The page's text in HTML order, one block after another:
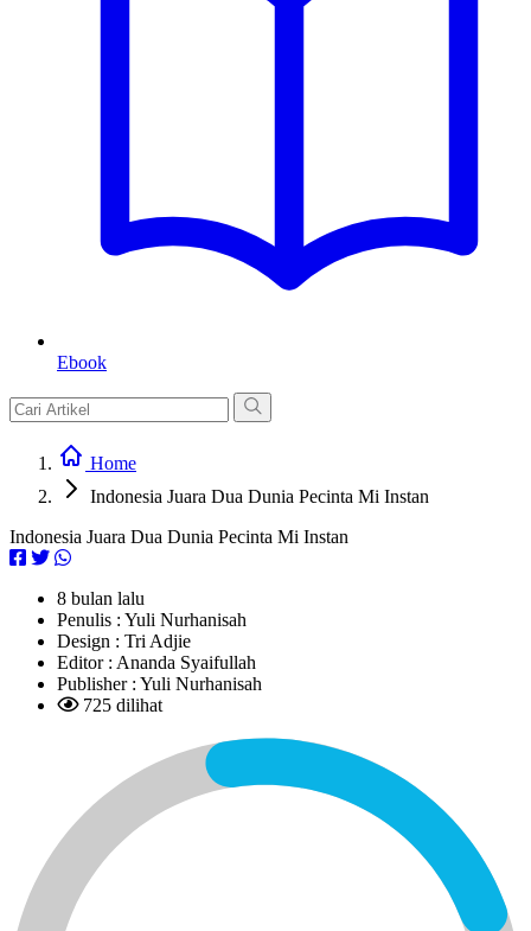
Ebook
Home
Indonesia Juara Dua Dunia Pecinta Mi Instan
Indonesia Juara Dua Dunia Pecinta Mi Instan
8 bulan lalu
Penulis : Yuli Nurhanisah
Design : Tri Adjie
Editor : Ananda Syaifullah
Publisher : Yuli Nurhanisah
725 dilihat